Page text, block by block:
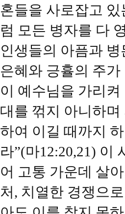
혼들을 사로잡고
럼 모든 병자를 다
인생들의 아픔과
은혜와 긍휼의 주
이 예수님을 가리
대를 꺾지 아니하
하여 이길 때까지
라”(마12:20,21) 이
어 고통 가운데 살
처, 치열한 경쟁으